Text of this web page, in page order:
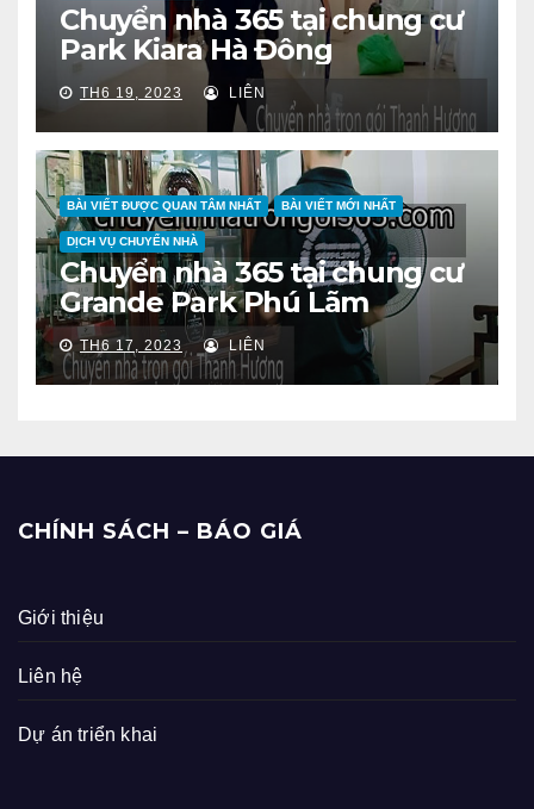
Chuyển nhà 365 tại chung cư
Park Kiara Hà Đông
TH6 19, 2023 LIÊN
BÀI VIẾT ĐƯỢC QUAN TÂM NHẤT BÀI VIẾT MỚI NHẤT
DỊCH VỤ CHUYỂN NHÀ
Chuyển nhà 365 tại chung cư
Grande Park Phú Lãm
TH6 17, 2023 LIÊN
CHÍNH SÁCH – BÁO GIÁ
Giới thiệu
Liên hệ
Dự án triển khai